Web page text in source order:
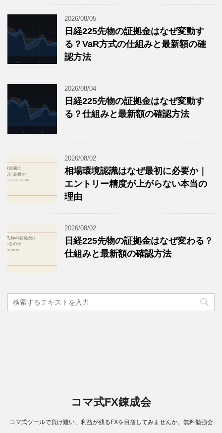
2026/08/05
日経225先物の証拠金はなぜ変動す
る？VaR方式の仕組みと最新額の確
認方法
2026/08/04
日経225先物の証拠金はなぜ変動す
る？仕組みと最新額の確認方法
2026/08/02
相場環境認識はなぜ最初に必要か｜
エントリー精度が上がらない本当の
理由
2026/08/02
日経225先物の証拠金はなぜ変わる？
仕組みと最新額の確認方法
コマ式FX錬成会
コマ式ツールで負け難い、利益が残るFXを目指してみませんか。無料勉強会